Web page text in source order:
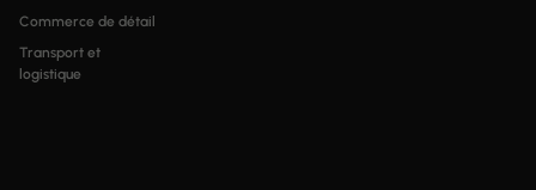
Commerce de détail
Transport et
logistique